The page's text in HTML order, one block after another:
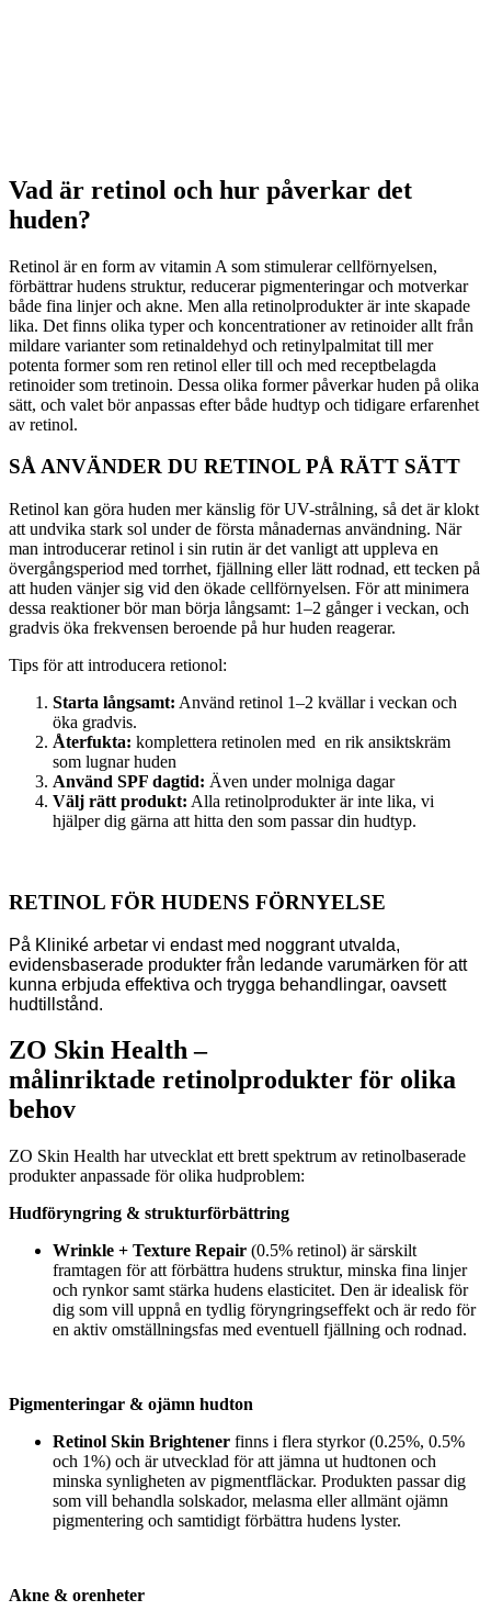
Vad är retinol och hur påverkar det
huden?
Retinol är en form av vitamin A som stimulerar cellförnyelsen,
förbättrar hudens struktur, reducerar pigmenteringar och motverkar
både fina linjer och akne. Men alla retinolprodukter är inte skapade
lika. Det finns olika typer och koncentrationer av retinoider allt från
mildare varianter som retinaldehyd och retinylpalmitat till mer
potenta former som ren retinol eller till och med receptbelagda
retinoider som tretinoin. Dessa olika former påverkar huden på olika
sätt, och valet bör anpassas efter både hudtyp och tidigare erfarenhet
av retinol.
SÅ ANVÄNDER DU RETINOL PÅ RÄTT SÄTT
Retinol kan göra huden mer känslig för UV-strålning, så det är klokt
att undvika stark sol under de första månadernas användning. När
man introducerar retinol i sin rutin är det vanligt att uppleva en
övergångsperiod med torrhet, fjällning eller lätt rodnad, ett tecken på
att huden vänjer sig vid den ökade cellförnyelsen. För att minimera
dessa reaktioner bör man börja långsamt: 1–2 gånger i veckan, och
gradvis öka frekvensen beroende på hur huden reagerar.
Tips för att introducera retionol:
Starta långsamt: Använd retinol 1–2 kvällar i veckan och
öka gradvis.
Återfukta: komplettera retinolen med en rik ansiktskräm
som lugnar huden
Använd SPF dagtid: Även under molniga dagar
Välj rätt produkt: Alla retinolprodukter är inte lika, vi
hjälper dig gärna att hitta den som passar din hudtyp.
RETINOL FÖR HUDENS FÖRNYELSE
På Kliniké arbetar vi endast med noggrant utvalda,
evidensbaserade produkter från ledande varumärken för att
kunna erbjuda effektiva och trygga behandlingar, oavsett
hudtillstånd.
ZO Skin Health –
målinriktade retinolprodukter för olika
behov
ZO Skin Health har utvecklat ett brett spektrum av retinolbaserade
produkter anpassade för olika hudproblem:
Hudföryngring & strukturförbättring
Wrinkle + Texture Repair (0.5% retinol) är särskilt
framtagen för att förbättra hudens struktur, minska fina linjer
och rynkor samt stärka hudens elasticitet. Den är idealisk för
dig som vill uppnå en tydlig föryngringseffekt och är redo för
en aktiv omställningsfas med eventuell fjällning och rodnad.
Pigmenteringar & ojämn hudton
Retinol Skin Brightener finns i flera styrkor (0.25%, 0.5%
och 1%) och är utvecklad för att jämna ut hudtonen och
minska synligheten av pigmentfläckar. Produkten passar dig
som vill behandla solskador, melasma eller allmänt ojämn
pigmentering och samtidigt förbättra hudens lyster.
Akne & orenheter